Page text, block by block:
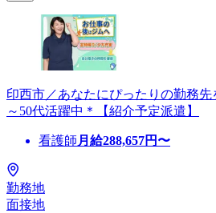
印西市／あなたにぴったりの勤務
～50代活躍中＊【紹介予定派遣】
看護師 月給288,657円〜
勤務地
面接地